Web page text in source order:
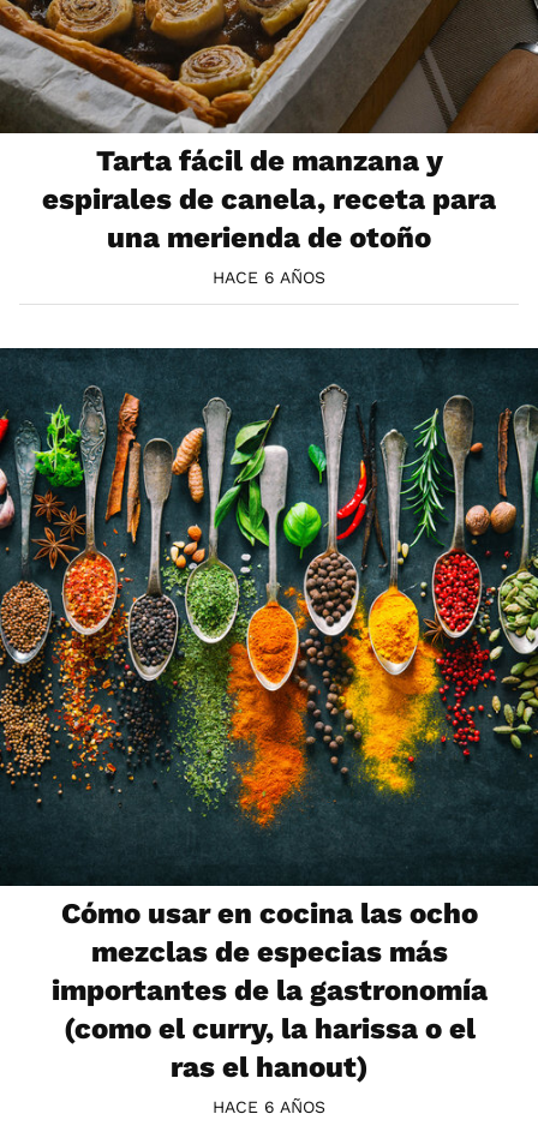
Tarta fácil de manzana y
espirales de canela, receta para
una merienda de otoño
HACE 6 AÑOS
Cómo usar en cocina las ocho
mezclas de especias más
importantes de la gastronomía
(como el curry, la harissa o el
ras el hanout)
HACE 6 AÑOS